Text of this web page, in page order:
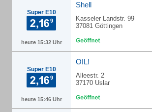
Super E10
heute 15:32 Uhr
Shell
Kasseler Landstr. 99
37081 Göttingen
Super E10
heute 15:46 Uhr
OIL!
Alleestr. 2
37170 Uslar